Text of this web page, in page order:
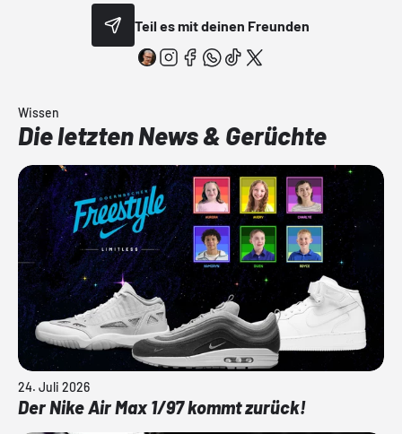
Teil es mit deinen Freunden
Wissen
Die letzten News & Gerüchte
24. Juli 2026
Der Nike Air Max 1/97 kommt zurück!